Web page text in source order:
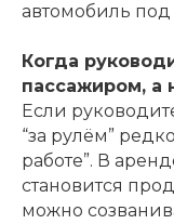
автомобиль
Когда
пассажиром, а
Если
“за рулём”
работе”. В
становится
можно